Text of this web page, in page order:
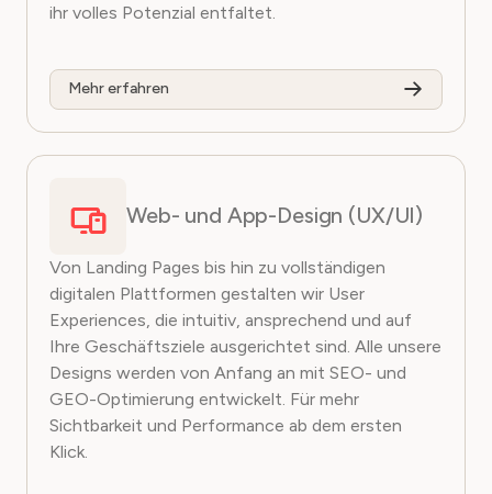
ihr volles Potenzial entfaltet.
Mehr erfahren
Web- und App-Design (UX/UI)
Von Landing Pages bis hin zu vollständigen
digitalen Plattformen gestalten wir User
Experiences, die intuitiv, ansprechend und auf
Ihre Geschäftsziele ausgerichtet sind. Alle unsere
Designs werden von Anfang an mit SEO- und
GEO-Optimierung entwickelt. Für mehr
Sichtbarkeit und Performance ab dem ersten
Klick.